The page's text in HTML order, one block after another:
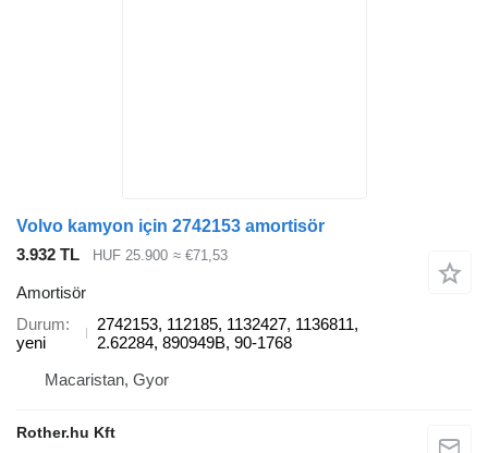
Volvo kamyon için 2742153 amortisör
3.932 TL
HUF 25.900 ≈ €71,53
Amortisör
Durum
yeni
2742153, 112185, 1132427, 1136811,
2.62284, 890949B, 90-1768
Macaristan, Gyor
Rother.hu Kft